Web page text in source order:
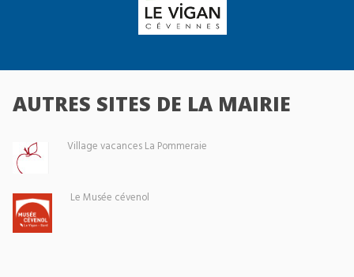
AUTRES SITES DE LA MAIRIE
Village vacances La Pommeraie
Le Musée cévenol